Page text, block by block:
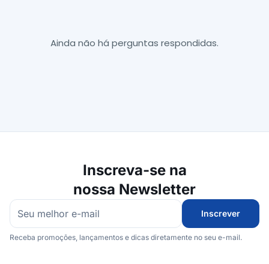
Ainda não há perguntas respondidas.
Inscreva-se na
nossa Newsletter
Inscrever
Receba promoções, lançamentos e dicas diretamente no seu e-mail.